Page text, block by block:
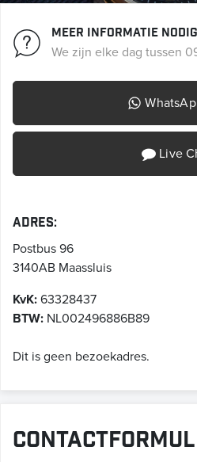
Meer informatie
We zijn elke dag tussen
Live
Adres:
Postbus 96
3140AB Maassluis
KvK: 63328437
BTW: NL002496886B89
Dit is geen bezoekadres.